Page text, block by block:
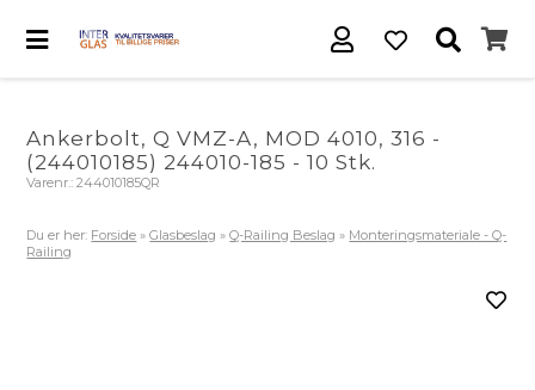
Ankerbolt, Q VMZ-A, MOD 4010, 316 -
(244010185) 244010-185 - 10 Stk.
Varenr.:244010185QR
Du er her: Forside »Glasbeslag »Q-Railing Beslag » Monteringsmateriale - Q-
Railing